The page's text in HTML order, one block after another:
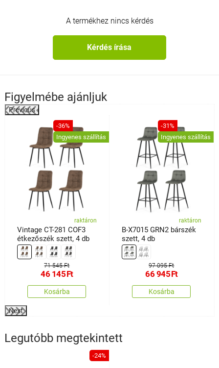
A termékhez nincs kérdés
Kérdés írása
Figyelmébe ajánljuk
Previous
-36%
Ingyenes szállítás
raktáron
Vintage CT-281 COF3
étkezőszék szett, 4 db
71 545 Ft
46 145Ft
Kosárba
-31%
Ingyenes szállítás
raktáron
B-X7015 GRN2 bárszék
szett, 4 db
97 095 Ft
66 945Ft
Kosárba
Next
Legutóbb megtekintett
-24%